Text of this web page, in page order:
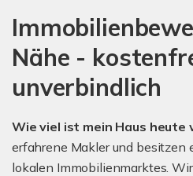
Ihrer
Nähe -
unverbindlich
Wie viel ist mein Haus heute
erfahrene Makler und besitzen
lokalen Immobilienmarktes.